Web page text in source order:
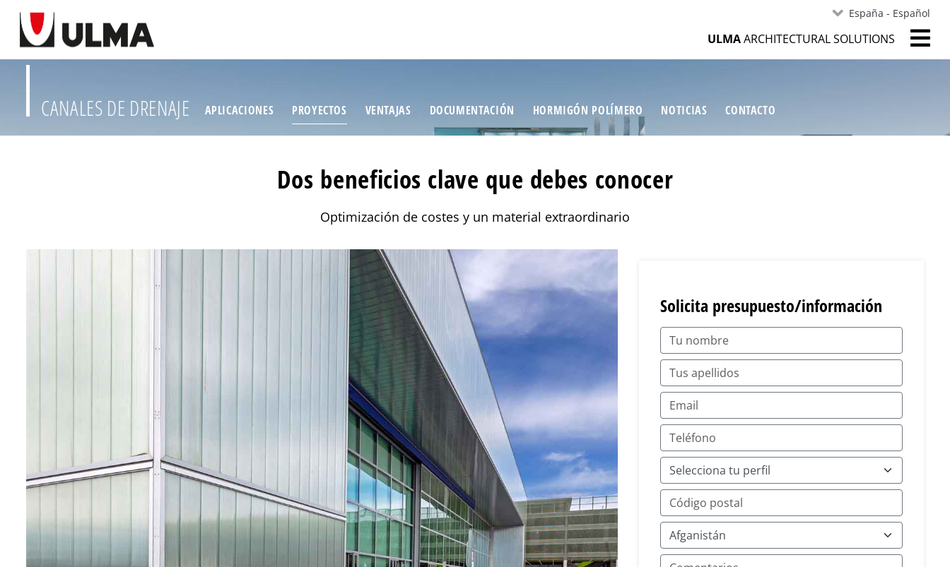
España - Español
ULMAARCHITECTURAL SOLUTIONS
CANALES DE DRENAJE APLICACIONES PROYECTOS VENTAJAS DOCUMENTACIÓN HORMIGÓN POLÍMERO NOTICIAS CONTACTO
Dos beneficios clave que debes conocer
Optimización de costes y un material extraordinario
Solicita presupuesto/información